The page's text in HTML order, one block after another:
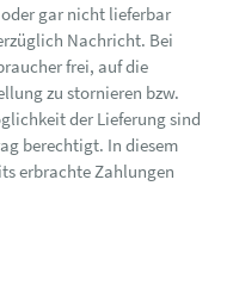
gar nicht lieferbar
Nachricht. Bei
frei, auf die
zu stornieren bzw.
der Lieferung sind
berechtigt. In diesem
erbrachte Zahlungen